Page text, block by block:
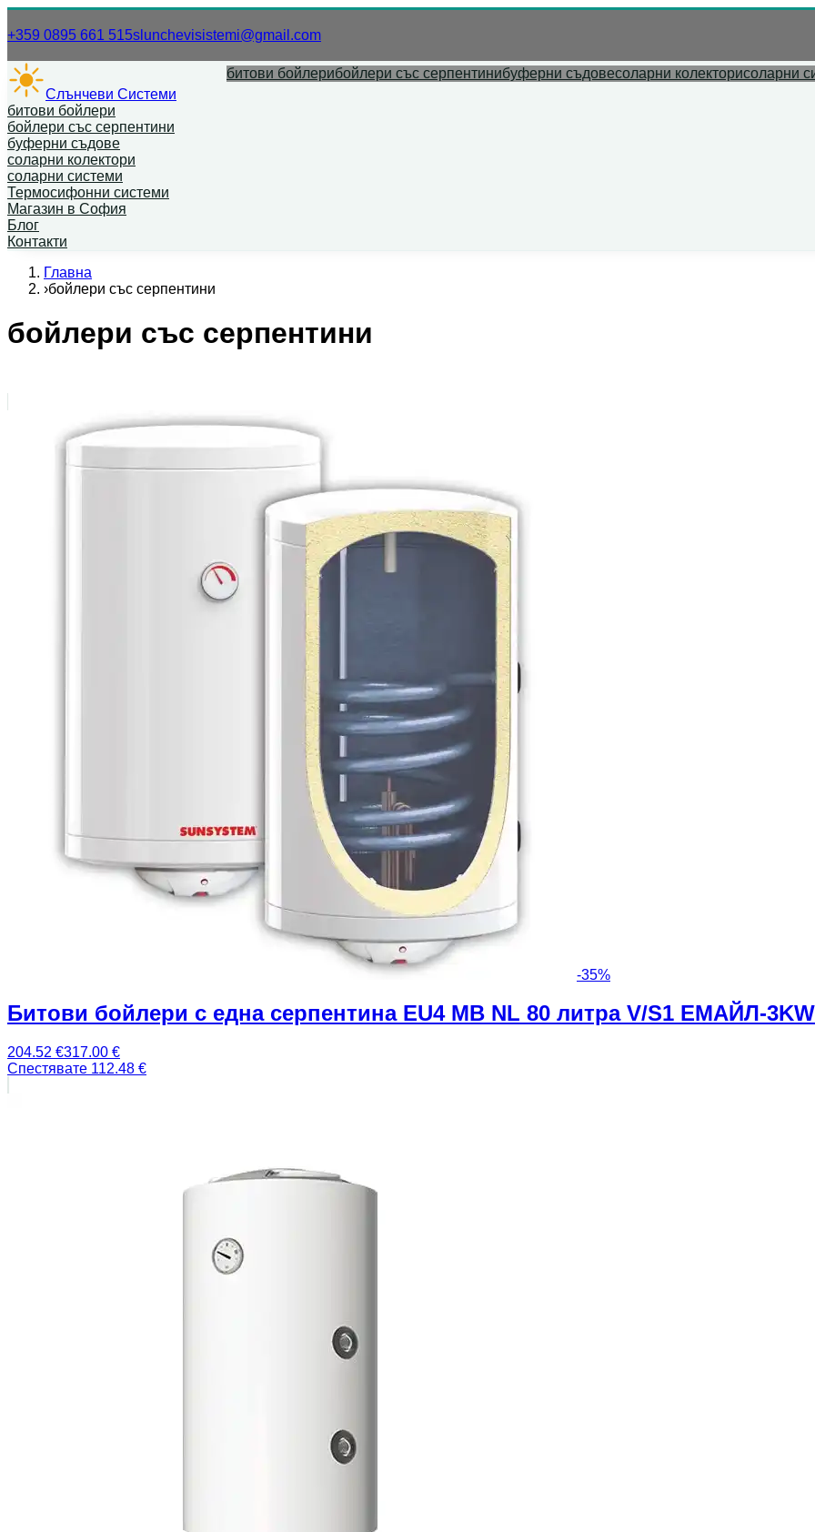
+359 0895 661 515Нашият телефонен номер.
slunchevisistemi@gmail.comНашият имейл адрес.
Слънчеви Системи
битови бойлерибойлери със серпентинибуферни съдовесоларни колекторисоларни
битови бойлери
бойлери със серпентини
буферни съдове
соларни колектори
соларни системи
Термосифонни системи
Магазин в София
Блог
Контакти
Главна
›бойлери със серпентини
бойлери със серпентини
-35%
Битови бойлери с една серпентина EU4 MB NL 80 литра V/S1 ЕМАЙЛ-3KW
204.52 €317.00 €
Спестявате 112.48 €